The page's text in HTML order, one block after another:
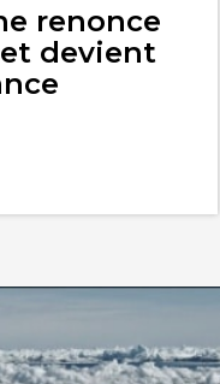
renonce
devient